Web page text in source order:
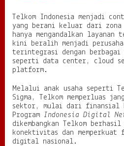
Telkom Indonesia menjadi
yang berani keluar dari zona
hanya mengandalkan layanan
kini beralih menjadi
terintegrasi dengan
seperti data center, cloud
platform.
Melalui anak usaha seperti
Sigma, Telkom memperluas
sektor, mulai dari finansial
Program Indonesia Digital
dikembangkan Telkom berhasil
konektivitas dan memperkuat
digital nasional.